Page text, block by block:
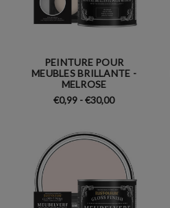
PEINTURE POUR
MEUBLES BRILLANTE -
MELROSE
€0,99 - €30,00